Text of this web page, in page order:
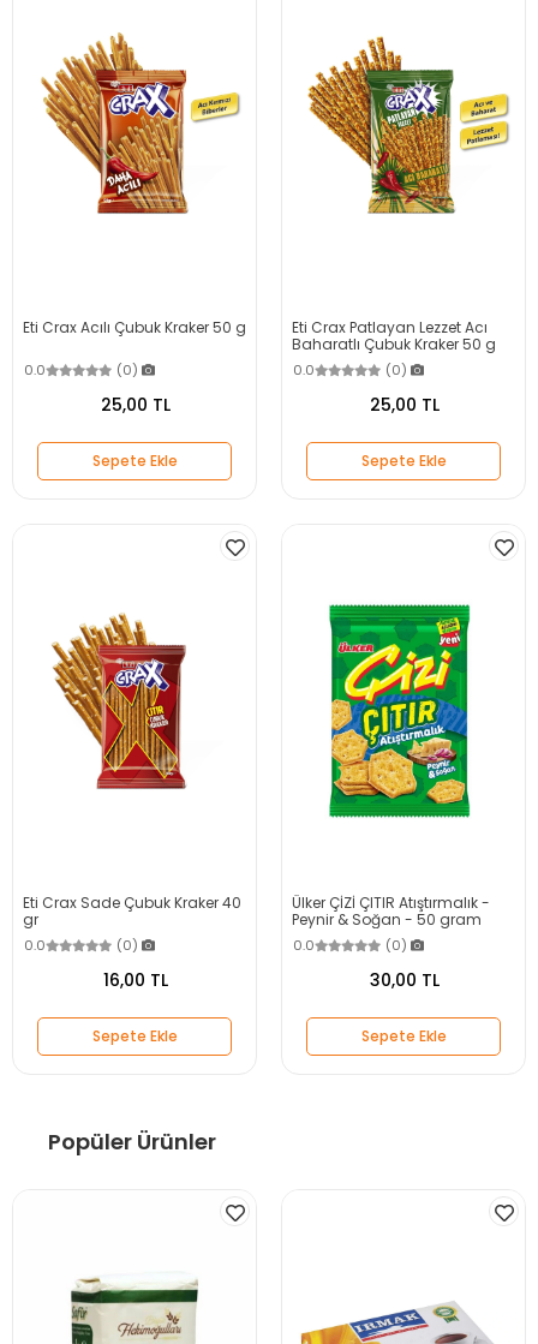
Eti Crax Acılı Çubuk Kraker 50 g
0.0 (0)
25,00 TL
Sepete Ekle
Eti Crax Patlayan Lezzet Acı
Baharatlı Çubuk Kraker 50 g
0.0 (0)
25,00 TL
Sepete Ekle
Eti Crax Sade Çubuk Kraker 40
gr
0.0 (0)
16,00 TL
Sepete Ekle
Ülker ÇİZİ ÇITIR Atıştırmalık -
Peynir & Soğan - 50 gram
0.0 (0)
30,00 TL
Sepete Ekle
Popüler Ürünler